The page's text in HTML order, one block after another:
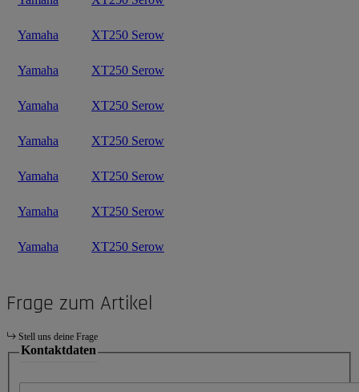
Yamaha XT250 Serow
Yamaha XT250 Serow
Yamaha XT250 Serow
Yamaha XT250 Serow
Yamaha XT250 Serow
Yamaha XT250 Serow
Yamaha XT250 Serow
Frage zum Artikel
Stell uns deine Frage
Kontaktdaten